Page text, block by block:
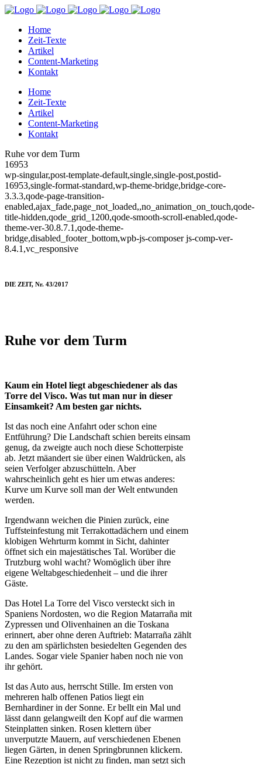
Home
Zeit-Texte
Artikel
Content-Marketing
Kontakt
Home
Zeit-Texte
Artikel
Content-Marketing
Kontakt
Ruhe vor dem Turm
16953
wp-singular,post-template-default,single,single-post,postid-
16953,single-format-standard,wp-theme-bridge,bridge-core-
3.3.3,qode-page-transition-
enabled,ajax_fade,page_not_loaded,,no_animation_on_touch,qode-
title-hidden,qode_grid_1200,qode-smooth-scroll-enabled,qode-
theme-ver-30.8.7.1,qode-theme-
bridge,disabled_footer_bottom,wpb-js-composer js-comp-ver-
8.4.1,vc_responsive
DIE ZEIT, Nr. 43/2017
Ruhe vor dem Turm
Kaum ein Hotel liegt abgeschiedener als das
Torre del Visco. Was tut man nur in dieser
Einsamkeit? Am besten gar nichts.
Ist das noch eine Anfahrt oder schon eine
Entführung? Die Landschaft schien bereits einsam
genug, da zweigte auch noch diese Schotterpiste
ab. Jetzt mäandert sie über einen Waldrücken, als
seien Verfolger abzuschütteln. Aber
wahrscheinlich geht es hier um etwas anderes:
Kurve um Kurve soll man der Welt entwunden
werden.
Irgendwann weichen die Pinien zurück, eine
Tuffsteinfestung mit Terrakottadächern und einem
klobigen Wehrturm kommt in Sicht, dahinter
öffnet sich ein majestätisches Tal. Worüber die
Trutzburg wohl wacht? Womöglich über ihre
eigene Weltabgeschiedenheit – und die ihrer
Gäste.
Das Hotel La Torre del Visco versteckt sich in
Spaniens Nordosten, wo die Region Matarraña mit
Zypressen und Olivenhainen an die Toskana
erinnert, aber ohne deren Auftrieb: Matarraña zählt
zu den am spärlichsten besiedelten Gegenden des
Landes. Sogar viele Spanier haben noch nie von
ihr gehört.
Ist das Auto aus, herrscht Stille. Im ersten von
mehreren halb offenen Patios liegt ein
Bernhardiner in der Sonne. Er bellt ein Mal und
lässt dann gelangweilt den Kopf auf die warmen
Steinplatten sinken. Rosen klettern über
unverputzte Mauern, auf verschiedenen Ebenen
liegen Gärten, in denen Springbrunnen klickern.
Eine Rezeption ist nicht zu finden, man setzt sich